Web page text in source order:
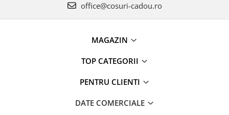
office@cosuri-cadou.ro
MAGAZIN
TOP CATEGORII
PENTRU CLIENTI
DATE COMERCIALE